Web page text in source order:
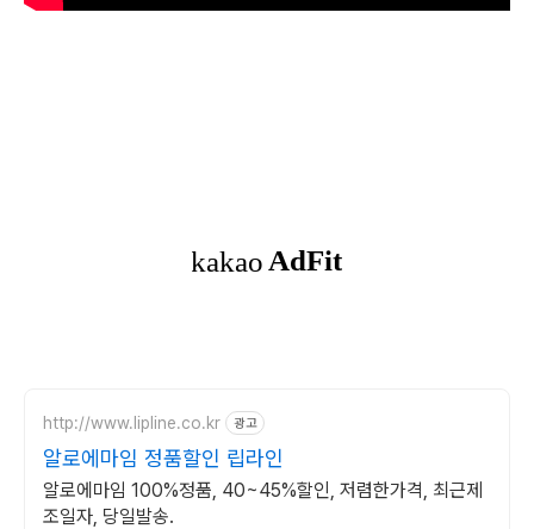
http://www.lipline.co.kr 광고
알로에마임 정품할인 립라인
알로에마임 100%정품, 40~45%할인, 저렴한가격, 최근제
조일자, 당일발송.